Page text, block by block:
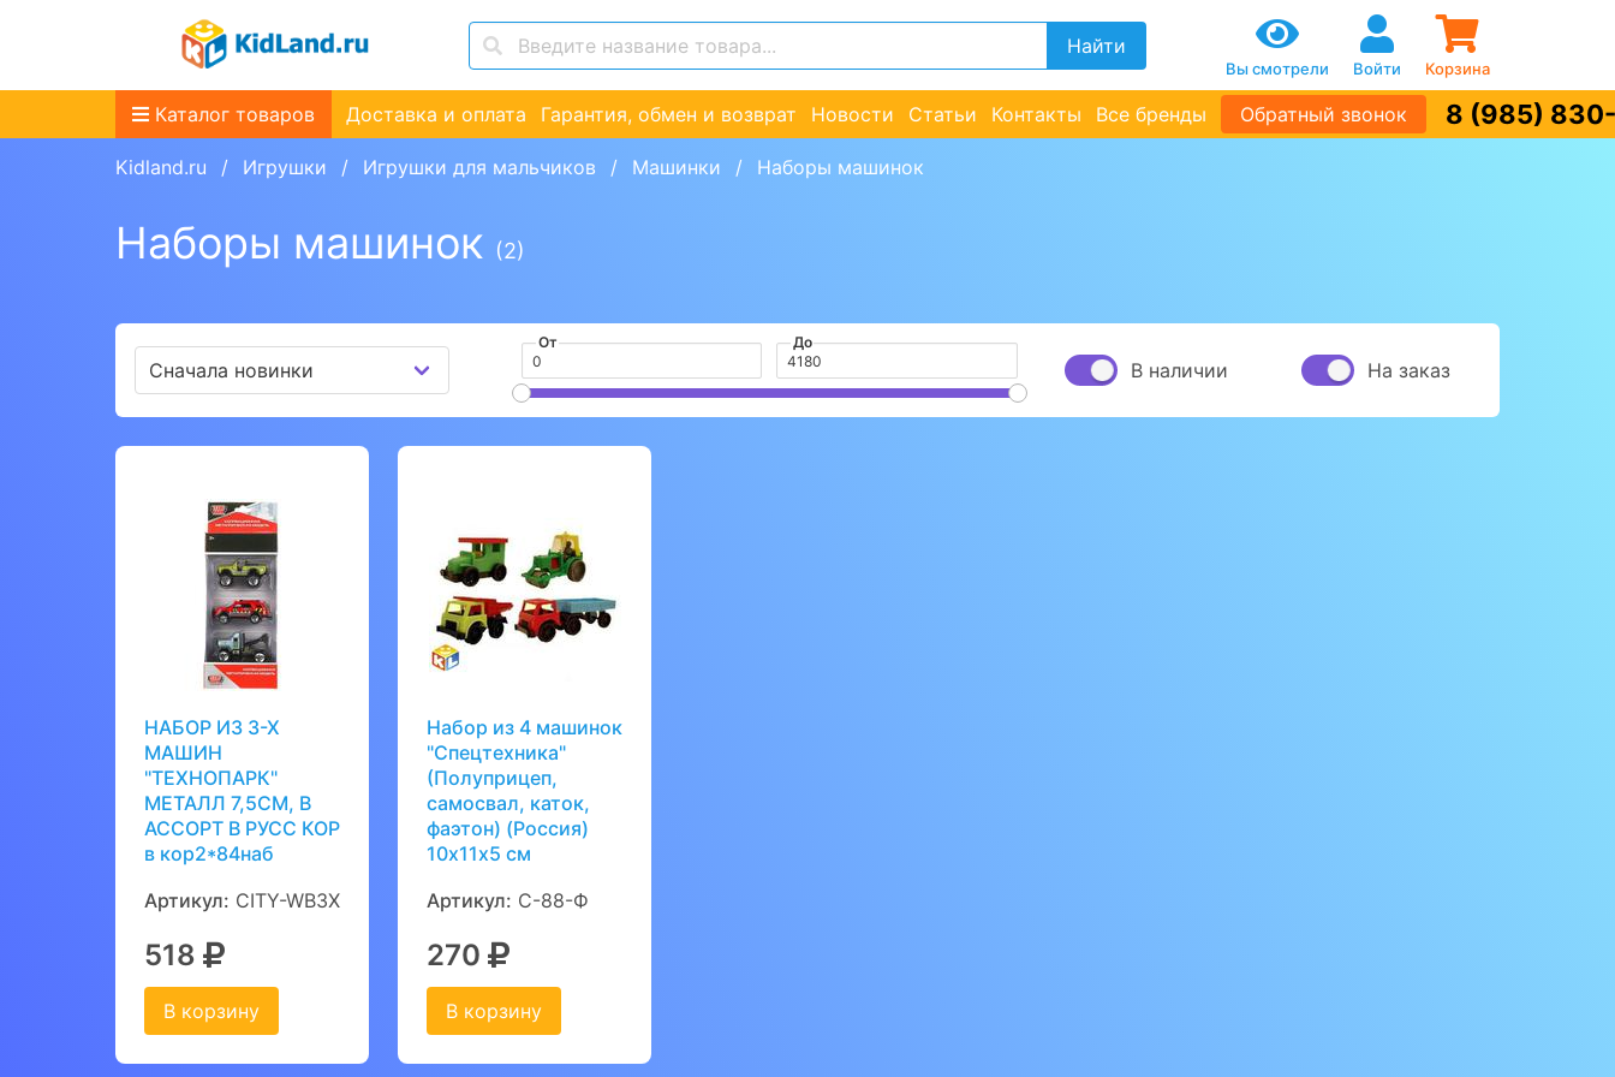
Найти
Вы смотрели Войти Корзина
Каталог товаров Доставка и оплата Гарантия, обмен и возврат Новости Статьи Контакты Все бренды Обратный звонок 8 (985)
Kidland.ru Игрушки Игрушки для мальчиков Машинки Наборы машинок
Наборы машинок (2)
От До
В наличии На заказ
НАБОР ИЗ 3-Х
МАШИН
"ТЕХНОПАРК"
МЕТАЛЛ 7,5СМ, В
АССОРТ В РУСС КОР
в кор2*84наб
Артикул: CITY-WB3X
518
В корзину
Набор из 4 машинок
"Спецтехника"
(Полуприцеп,
самосвал, каток,
фаэтон) (Россия)
10х11х5 см
Артикул: С-88-Ф
270
В корзину